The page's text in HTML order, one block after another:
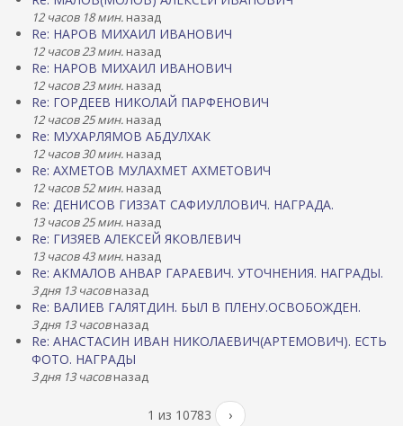
12 часов 18 мин. назад
Re: НАРОВ МИХАИЛ ИВАНОВИЧ
12 часов 23 мин. назад
Re: НАРОВ МИХАИЛ ИВАНОВИЧ
12 часов 23 мин. назад
Re: ГОРДЕЕВ НИКОЛАЙ ПАРФЕНОВИЧ
12 часов 25 мин. назад
Re: МУХАРЛЯМОВ АБДУЛХАК
12 часов 30 мин. назад
Re: АХМЕТОВ МУЛАХМЕТ АХМЕТОВИЧ
12 часов 52 мин. назад
Re: ДЕНИСОВ ГИЗЗАТ САФИУЛЛОВИЧ. НАГРАДА.
13 часов 25 мин. назад
Re: ГИЗЯЕВ АЛЕКСЕЙ ЯКОВЛЕВИЧ
13 часов 43 мин. назад
Re: АКМАЛОВ АНВАР ГАРАЕВИЧ. УТОЧНЕНИЯ. НАГРАДЫ.
3 дня 13 часовназад
Re: ВАЛИЕВ ГАЛЯТДИН. БЫЛ В ПЛЕНУ.ОСВОБОЖДЕН.
3 дня 13 часовназад
Re: АНАСТАСИН ИВАН НИКОЛАЕВИЧ(АРТЕМОВИЧ). ЕСТЬ
ФОТО. НАГРАДЫ
3 дня 13 часовназад
1 из 10783 ›